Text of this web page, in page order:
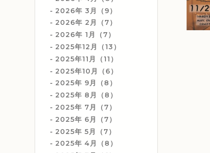
2026年 3月（9）
2026年 2月（7）
2026年 1月（7）
2025年12月（13）
2025年11月（11）
2025年10月（6）
2025年 9月（8）
2025年 8月（8）
2025年 7月（7）
2025年 6月（7）
2025年 5月（7）
2025年 4月（8）